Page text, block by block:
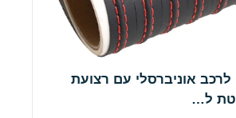
טרים עור PU לרכב אוניברסלי עם רצועת
ל…